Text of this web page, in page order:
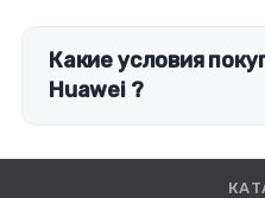
Какие условия
Huawei ?